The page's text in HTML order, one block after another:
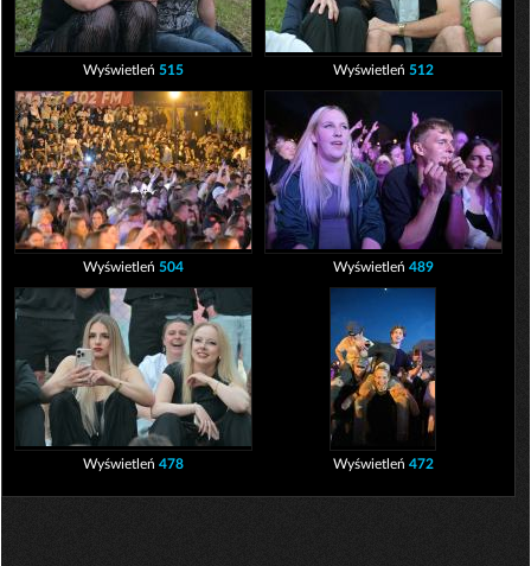
Wyświetleń 515 Wyświetleń 512
Wyświetleń 504 Wyświetleń 489
Wyświetleń 478 Wyświetleń 472